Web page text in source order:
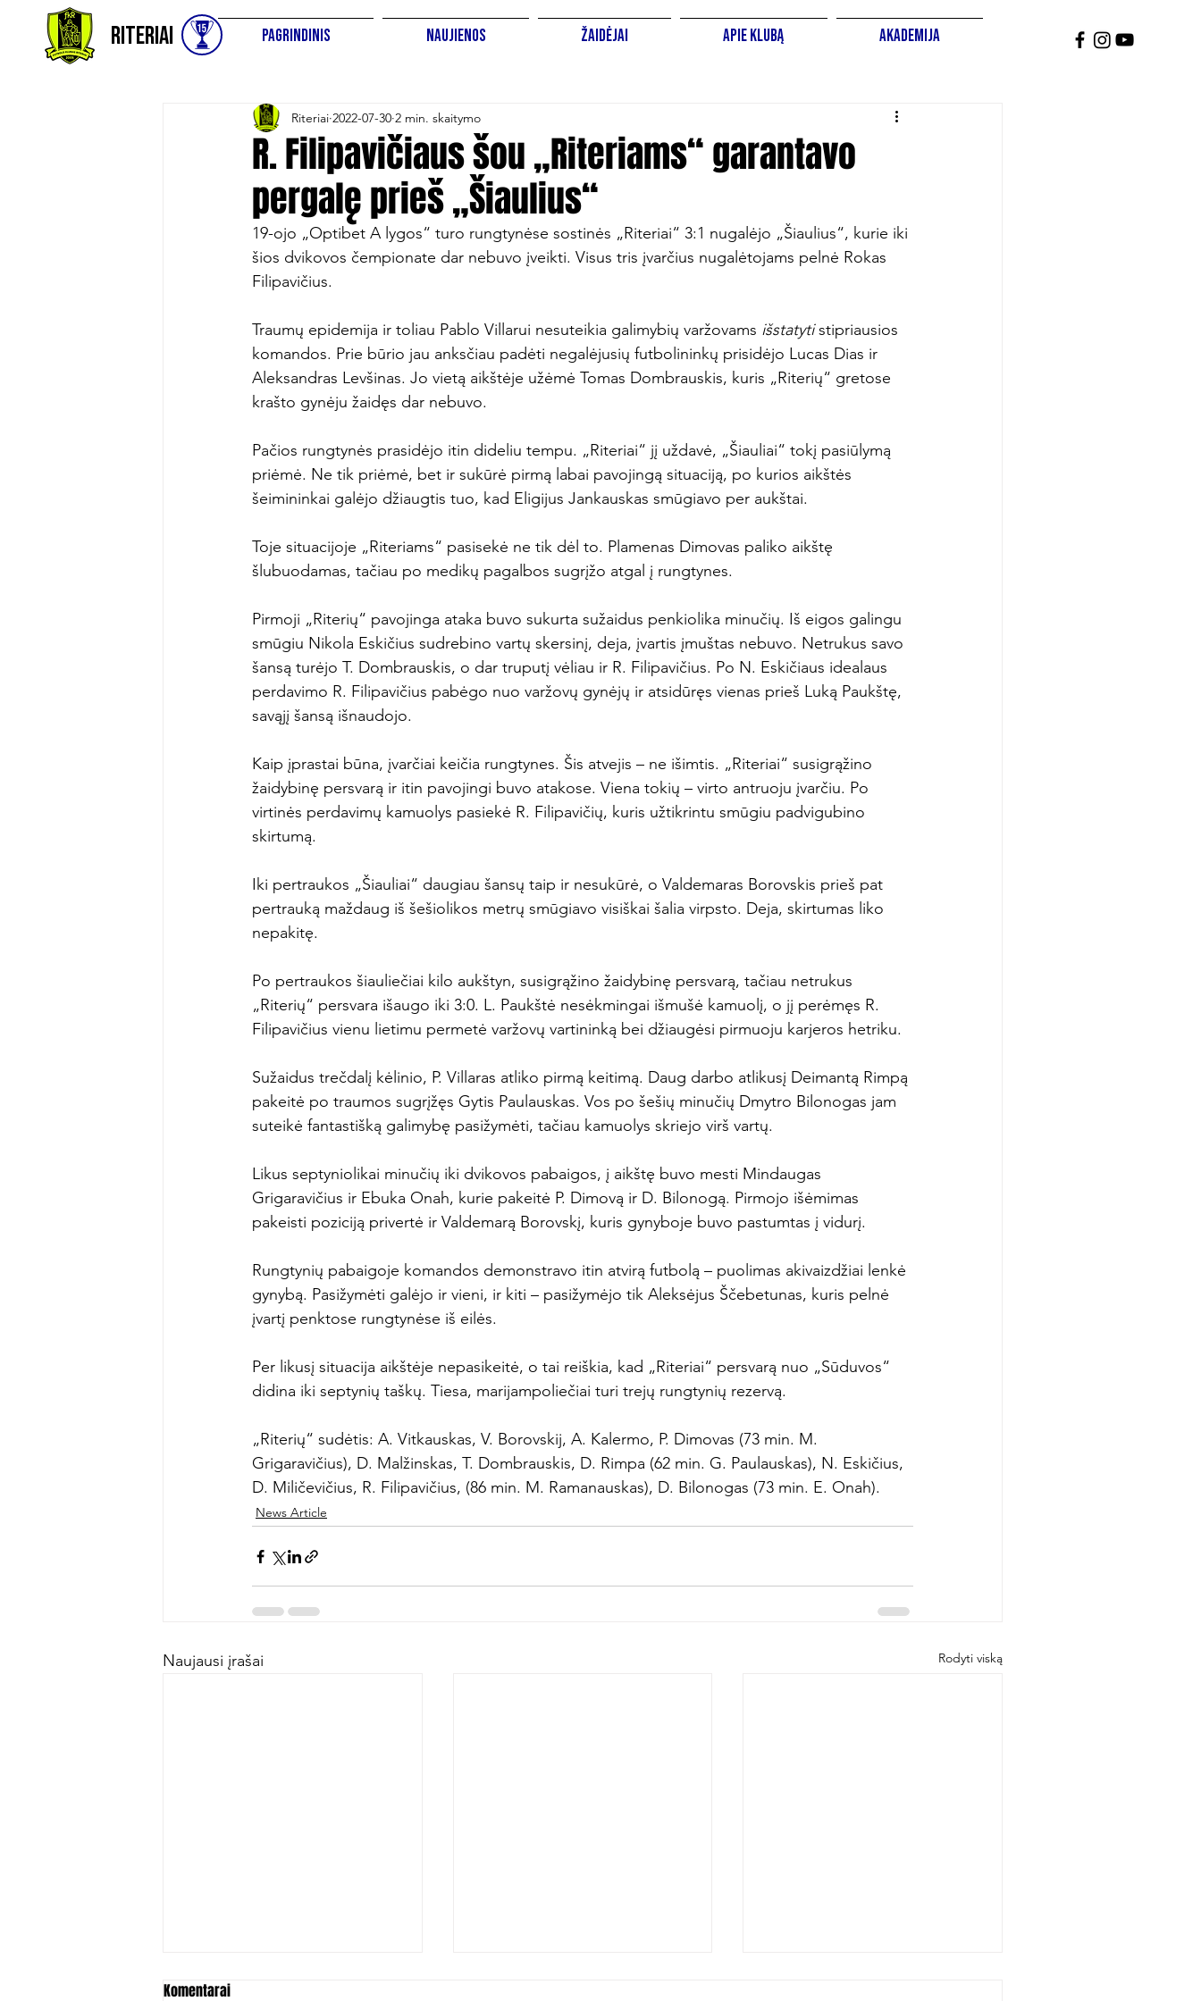
Riteriai Pagrindinis Naujienos Žaidėjai Apie Klubą Akademija
R. Filipavičiaus šou „Riteriams“ garantavo
pergalę prieš „Šiaulius“
Riteriai 2022-07-30 2 min. skaitymo
19-ojo „Optibet A lygos“ turo rungtynėse sostinės „Riteriai“ 3:1 nugalėjo „Šiaulius“, kurie iki
šios dvikovos čempionate dar nebuvo įveikti. Visus tris įvarčius nugalėtojams pelnė Rokas
Filipavičius.
Traumų epidemija ir toliau Pablo Villarui nesuteikia galimybių varžovams išstatyti stipriausios
komandos. Prie būrio jau anksčiau padėti negalėjusių futbolininkų prisidėjo Lucas Dias ir
Aleksandras Levšinas. Jo vietą aikštėje užėmė Tomas Dombrauskis, kuris „Riterių“ gretose
krašto gynėju žaidęs dar nebuvo.
Pačios rungtynės prasidėjo itin dideliu tempu. „Riteriai“ jį uždavė, „Šiauliai“ tokį pasiūlymą
priėmė. Ne tik priėmė, bet ir sukūrė pirmą labai pavojingą situaciją, po kurios aikštės
šeimininkai galėjo džiaugtis tuo, kad Eligijus Jankauskas smūgiavo per aukštai.
Toje situacijoje „Riteriams“ pasisekė ne tik dėl to. Plamenas Dimovas paliko aikštę
šlubuodamas, tačiau po medikų pagalbos sugrįžo atgal į rungtynes.
Pirmoji „Riterių“ pavojinga ataka buvo sukurta sužaidus penkiolika minučių. Iš eigos galingu
smūgiu Nikola Eskičius sudrebino vartų skersinį, deja, įvartis įmuštas nebuvo. Netrukus savo
šansą turėjo T. Dombrauskis, o dar truputį vėliau ir R. Filipavičius. Po N. Eskičiaus idealaus
perdavimo R. Filipavičius pabėgo nuo varžovų gynėjų ir atsidūręs vienas prieš Luką Paukštę,
savąjį šansą išnaudojo.
Kaip įprastai būna, įvarčiai keičia rungtynes. Šis atvejis – ne išimtis. „Riteriai“ susigrąžino
žaidybinę persvarą ir itin pavojingi buvo atakose. Viena tokių – virto antruoju įvarčiu. Po
virtinės perdavimų kamuolys pasiekė R. Filipavičių, kuris užtikrintu smūgiu padvigubino
skirtumą.
Iki pertraukos „Šiauliai“ daugiau šansų taip ir nesukūrė, o Valdemaras Borovskis prieš pat
pertrauką maždaug iš šešiolikos metrų smūgiavo visiškai šalia virpsto. Deja, skirtumas liko
nepakitę.
Po pertraukos šiauliečiai kilo aukštyn, susigrąžino žaidybinę persvarą, tačiau netrukus
„Riterių“ persvara išaugo iki 3:0. L. Paukštė nesėkmingai išmušė kamuolį, o jį perėmęs R.
Filipavičius vienu lietimu permetė varžovų vartininką bei džiaugėsi pirmuoju karjeros hetriku.
Sužaidus trečdalį kėlinio, P. Villaras atliko pirmą keitimą. Daug darbo atlikusį Deimantą Rimpą
pakeitė po traumos sugrįžęs Gytis Paulauskas. Vos po šešių minučių Dmytro Bilonogas jam
suteikė fantastišką galimybę pasižymėti, tačiau kamuolys skriejo virš vartų.
Likus septyniolikai minučių iki dvikovos pabaigos, į aikštę buvo mesti Mindaugas
Grigaravičius ir Ebuka Onah, kurie pakeitė P. Dimovą ir D. Bilonogą. Pirmojo išėmimas
pakeisti poziciją privertė ir Valdemarą Borovskį, kuris gynyboje buvo pastumtas į vidurį.
Rungtynių pabaigoje komandos demonstravo itin atvirą futbolą – puolimas akivaizdžiai lenkė
gynybą. Pasižymėti galėjo ir vieni, ir kiti – pasižymėjo tik Aleksėjus Ščebetunas, kuris pelnė
įvartį penktose rungtynėse iš eilės.
Per likusį situacija aikštėje nepasikeitė, o tai reiškia, kad „Riteriai“ persvarą nuo „Sūduvos“
didina iki septynių taškų. Tiesa, marijampoliečiai turi trejų rungtynių rezervą.
„Riterių“ sudėtis: A. Vitkauskas, V. Borovskij, A. Kalermo, P. Dimovas (73 min. M.
Grigaravičius), D. Malžinskas, T. Dombrauskis, D. Rimpa (62 min. G. Paulauskas), N. Eskičius,
D. Miličevičius, R. Filipavičius, (86 min. M. Ramanauskas), D. Bilonogas (73 min. E. Onah).
News Article
Naujausi įrašai Rodyti viską
Komentarai